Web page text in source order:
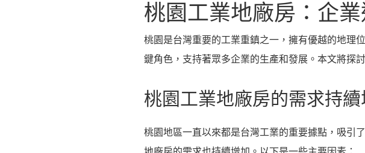
桃園工業地廠房：企
桃園是台灣重要的工業重鎮之一，擁有優越的地理
鍵角色，支持著眾多企業的生產和發展。本文將探
桃園工業地廠房的需求持續
桃園地區一直以來都是台灣工業的重要據點，吸引